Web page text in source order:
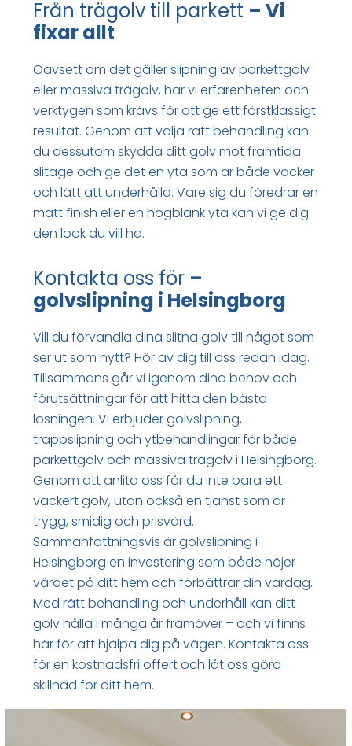
Från trägolv till parkett – Vi
fixar allt
Oavsett om det gäller slipning av parkettgolv
eller massiva trägolv, har vi erfarenheten och
verktygen som krävs för att ge ett förstklassigt
resultat. Genom att välja rätt behandling kan
du dessutom skydda ditt golv mot framtida
slitage och ge det en yta som är både vacker
och lätt att underhålla. Vare sig du föredrar en
matt finish eller en högblank yta kan vi ge dig
den look du vill ha.
Kontakta oss för –
golvslipning i Helsingborg
Vill du förvandla dina slitna golv till något som
ser ut som nytt? Hör av dig till oss redan idag.
Tillsammans går vi igenom dina behov och
förutsättningar för att hitta den bästa
lösningen. Vi erbjuder golvslipning,
trappslipning och ytbehandlingar för både
parkettgolv och massiva trägolv i Helsingborg.
Genom att anlita oss får du inte bara ett
vackert golv, utan också en tjänst som är
trygg, smidig och prisvärd.
Sammanfattningsvis är golvslipning i
Helsingborg en investering som både höjer
värdet på ditt hem och förbättrar din vardag.
Med rätt behandling och underhåll kan ditt
golv hålla i många år framöver – och vi finns
här för att hjälpa dig på vägen. Kontakta oss
för en kostnadsfri offert och låt oss göra
skillnad för ditt hem.